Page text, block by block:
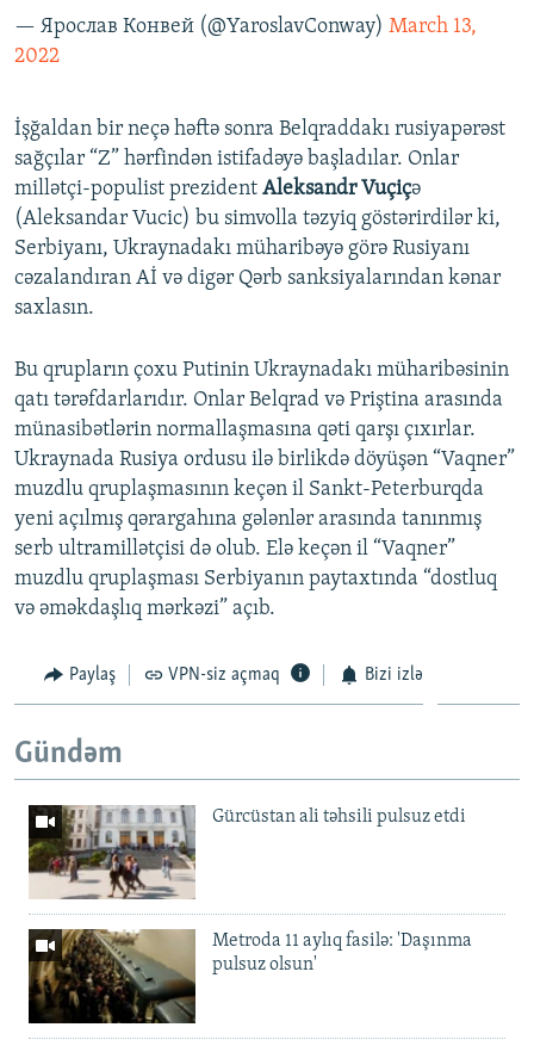
— Ярослав Конвей (@YaroslavConway) March 13,
2022
İşğaldan bir neçə həftə sonra Belqraddakı rusiyapərəst
sağçılar “Z” hərfindən istifadəyə başladılar. Onlar
millətçi-populist prezident Aleksandr Vuçiçə
(Aleksandar Vucic) bu simvolla təzyiq göstərirdilər ki,
Serbiyanı, Ukraynadakı müharibəyə görə Rusiyanı
cəzalandıran Aİ və digər Qərb sanksiyalarından kənar
saxlasın.
Bu qrupların çoxu Putinin Ukraynadakı müharibəsinin
qatı tərəfdarlarıdır. Onlar Belqrad və Priştina arasında
münasibətlərin normallaşmasına qəti qarşı çıxırlar.
Ukraynada Rusiya ordusu ilə birlikdə döyüşən “Vaqner”
muzdlu qruplaşmasının keçən il Sankt-Peterburqda
yeni açılmış qərargahına gələnlər arasında tanınmış
serb ultramillətçisi də olub. Elə keçən il “Vaqner”
muzdlu qruplaşması Serbiyanın paytaxtında “dostluq
və əməkdaşlıq mərkəzi” açıb.
Paylaş VPN-siz açmaq Bizi izlə
Gündəm
Gürcüstan ali təhsili pulsuz etdi
Metroda 11 aylıq fasilə: 'Daşınma
pulsuz olsun'